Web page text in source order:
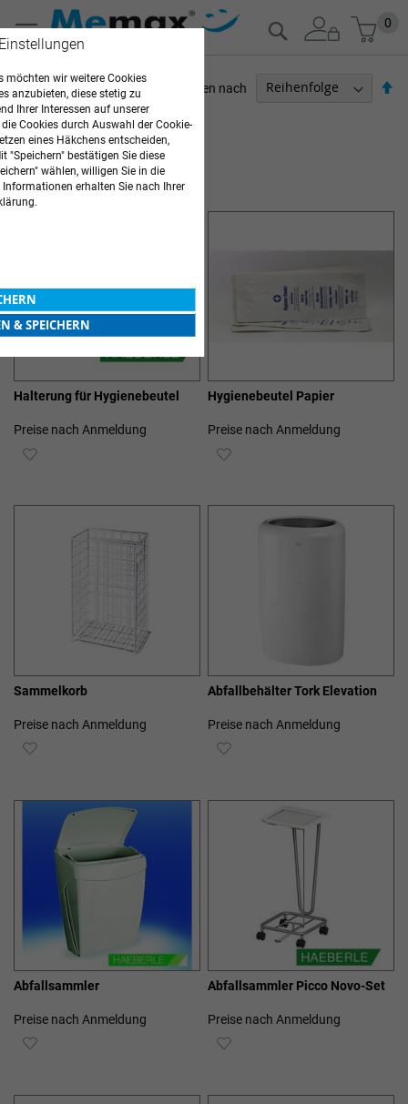
Zum
Inhalt
0
Suche
12Elemente
Sortieren nach
ABFALLBEHÄLTER & ZUBEHÖR
Halterung für Hygienebeutel
Preise nach Anmeldung
ZUR
Hygienebeutel Papier
Preise nach Anmeldung
ZUR
HINZUFÜGEN
Sammelkorb
Preise nach Anmeldung
ZUR
HINZUFÜGEN
Abfallbehälter Tork Elevation
Preise nach Anmeldung
ZUR
HINZUFÜGEN
Abfallsammler
Preise nach Anmeldung
ZUR
Abfallsammler Picco Novo-Set
Preise nach Anmeldung
ZUR
ARZTBEDARF
möchten wir weitere Cookies
anzubieten, diese stetig zu
Ihrer Interessen auf unserer
Cookies durch Auswahl der Cookie-
eines Häkchens entscheiden,
"Speichern" bestätigen Sie diese
wählen, willigen Sie in die
erhalten Sie nach Ihrer
& SPEICHERN